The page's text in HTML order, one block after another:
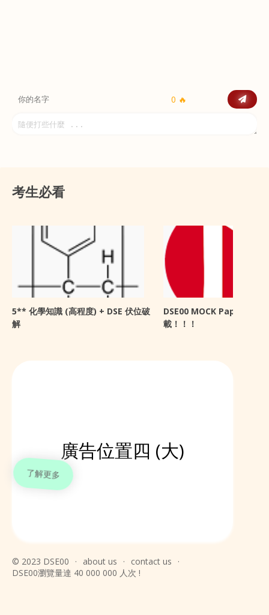
0 🔥
考生必看
5** 化學知識 (高程度) + DSE 伏位破
解
DSE00 MOCK Paper 開放
載！！！
廣告位置四 (大)
了解更多
© 2023 DSE00 · about us · contact us
·
DSE00瀏覽量達 40 000 000 人次 !